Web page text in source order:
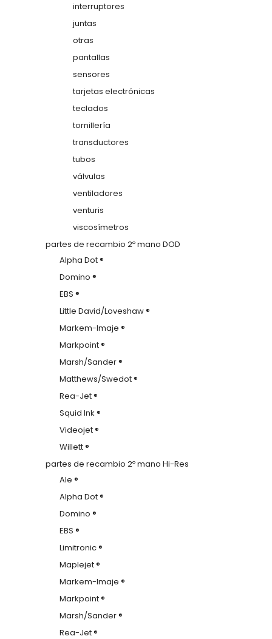
interruptores
juntas
otras
pantallas
sensores
tarjetas electrónicas
teclados
tornillería
transductores
tubos
válvulas
ventiladores
venturis
viscosímetros
partes de recambio 2º mano DOD
Alpha Dot ®
Domino ®
EBS ®
Little David/Loveshaw ®
Markem-Imaje ®
Markpoint ®
Marsh/Sander ®
Matthews/Swedot ®
Rea-Jet ®
Squid Ink ®
Videojet ®
Willett ®
partes de recambio 2º mano Hi-Res
Ale ®
Alpha Dot ®
Domino ®
EBS ®
Limitronic ®
Maplejet ®
Markem-Imaje ®
Markpoint ®
Marsh/Sander ®
Rea-Jet ®